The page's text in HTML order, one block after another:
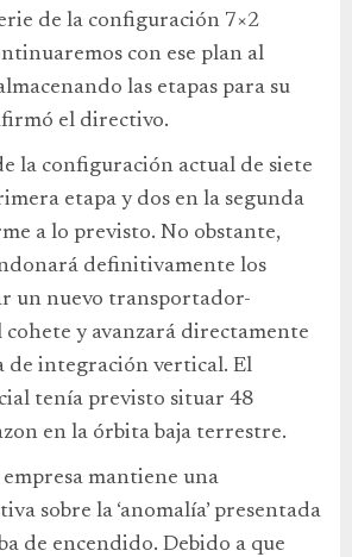
de la configuración 7×2
con ese plan al
las etapas para su
el directivo.
la configuración actual de siete
etapa y dos en la segunda
a lo previsto. No obstante,
definitivamente los
un nuevo transportador-
cohete y avanzará directamente
de integración vertical. El
tenía previsto situar 48
en la órbita baja terrestre.
mantiene una
sobre la ‘anomalía’ presentada
de encendido. Debido a que